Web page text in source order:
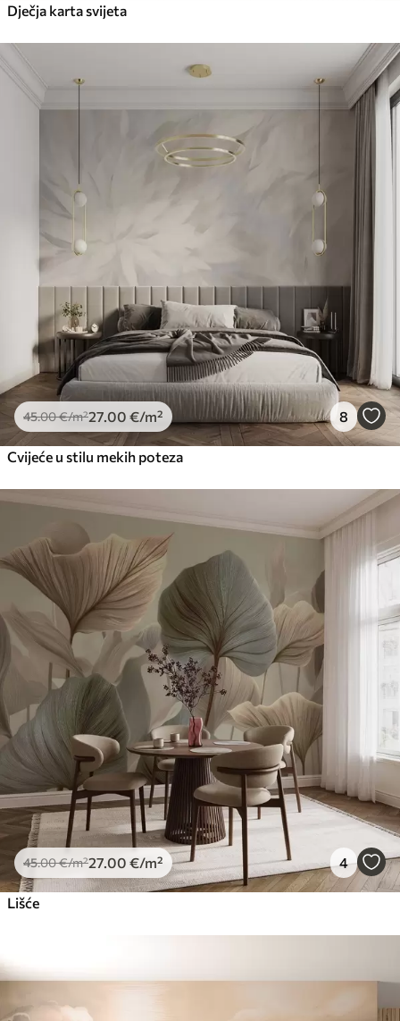
Dječja karta svijeta
45.00€/m²27 .00 €/m² 8
Cvijeće u stilu mekih poteza
45.00€/m²27 .00 €/m² 4
Lišće